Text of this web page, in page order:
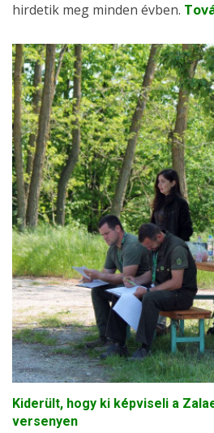
hirdetik meg minden évben.
Kiderült, hogy ki képviseli a
versenyen